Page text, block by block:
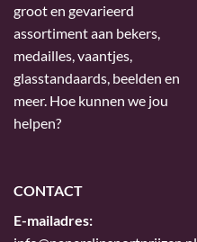
groot en gevarieerd
assortiment aan bekers,
medailles, vaantjes,
glasstandaards, beelden en
meer. Hoe kunnen we jou
helpen?
CONTACT
E-mailadres: